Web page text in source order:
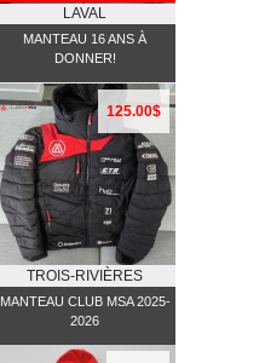
LAVAL
MANTEAU 16 ANS À
DONNER!
125.00$
TROIS-RIVIÈRES
MANTEAU CLUB MSA 2025-
2026